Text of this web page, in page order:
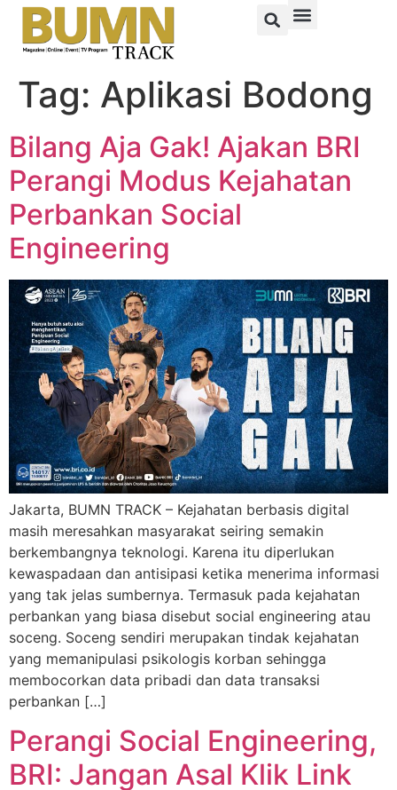
Tag: Aplikasi Bodong
Bilang Aja Gak! Ajakan BRI
Perangi Modus Kejahatan
Perbankan Social
Engineering
Jakarta, BUMN TRACK – Kejahatan berbasis digital
masih meresahkan masyarakat seiring semakin
berkembangnya teknologi. Karena itu diperlukan
kewaspadaan dan antisipasi ketika menerima informasi
yang tak jelas sumbernya. Termasuk pada kejahatan
perbankan yang biasa disebut social engineering atau
soceng. Soceng sendiri merupakan tindak kejahatan
yang memanipulasi psikologis korban sehingga
membocorkan data pribadi dan data transaksi
perbankan […]
Perangi Social Engineering,
BRI: Jangan Asal Klik Link